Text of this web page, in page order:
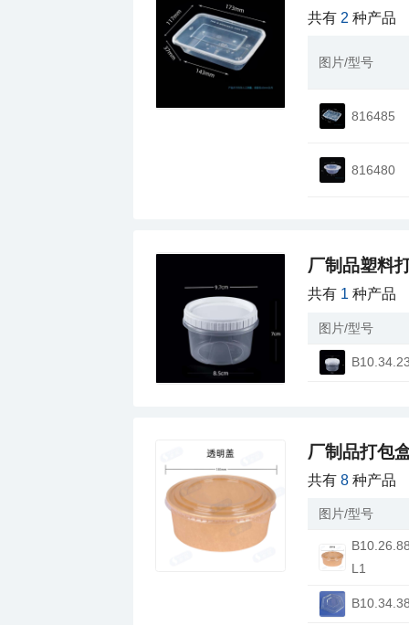
共有 2 种产品
图片/型号
816485
816480
厂制品塑料
共有 1 种产品
图片/型号
厂制品打包
共有8 种产品
图片/型号
L1